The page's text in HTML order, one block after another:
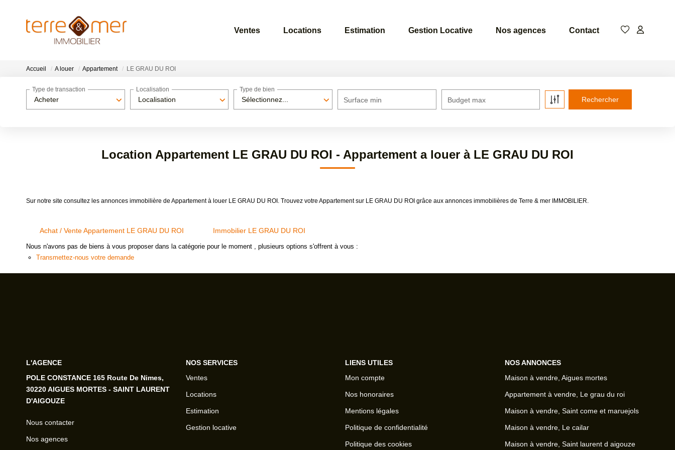
Ventes Locations Estimation Gestion Locative Nos agences Contact
Accueil A louer Appartement LE GRAU DU ROI
Acheter
Type de transaction
Localisation
Localisation
Sélectionnez...
Type de bien
Surface min Budget max
Location Appartement LE GRAU DU ROI - Appartement a louer à LE GRAU DU ROI
Sur notre site consultez les annonces immobilière de Appartement à louer LE GRAU DU ROI. Trouvez votre Appartement sur LE GRAU DU ROI grâce aux annonces immobilières de Terre & mer IMMOBILIER.
Achat / Vente Appartement LE GRAU DU ROI Immobilier LE GRAU DU ROI
Nous n'avons pas de biens à vous proposer dans la catégorie pour le moment , plusieurs options s'offrent à vous :
Transmettez-nous votre demande
L'AGENCE
POLE CONSTANCE 165 Route De Nimes,
30220 AIGUES MORTES - SAINT LAURENT
D'AIGOUZE
Nous contacter
Nos agences
NOS SERVICES
Ventes
Locations
Estimation
Gestion locative
LIENS UTILES
Mon compte
Nos honoraires
Mentions légales
Politique de confidentialité
Politique des cookies
NOS ANNONCES
Maison à vendre, Aigues mortes
Appartement à vendre, Le grau du roi
Maison à vendre, Saint come et maruejols
Maison à vendre, Le cailar
Maison à vendre, Saint laurent d aigouze